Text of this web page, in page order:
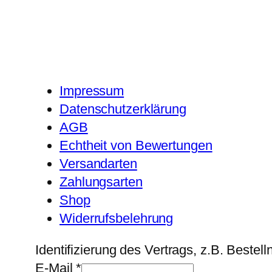
Impressum
Datenschutzerklärung
AGB
Echtheit von Bewertungen
Versandarten
Zahlungsarten
Shop
Widerrufsbelehrung
Identifizierung des Vertrags, z.B.
E-Mail*